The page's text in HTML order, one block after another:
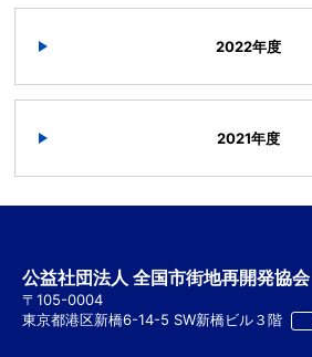
2022年度
2021年度
公益社団法人 全国市街地再開発協会
〒105-0004
東京都港区新橋6-14-5 SW新橋ビル３階